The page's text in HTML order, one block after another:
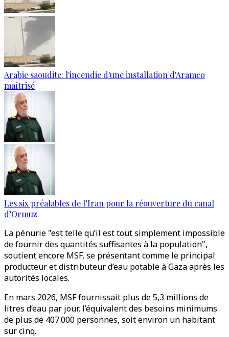
Arabie saoudite: l'incendie d'une installation d'Aramco
maîtrisé
Les six préalables de l’Iran pour la réouverture du canal
d’Ormuz
La pénurie "est telle qu’il est tout simplement impossible
de fournir des quantités suffisantes à la population",
soutient encore MSF, se présentant comme le principal
producteur et distributeur d’eau potable à Gaza après les
autorités locales.
En mars 2026, MSF fournissait plus de 5,3 millions de
litres d’eau par jour, l’équivalent des besoins minimums
de plus de 407.000 personnes, soit environ un habitant
sur cinq.